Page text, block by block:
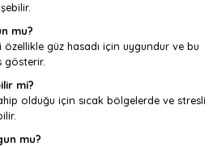
mu?
güz hasadı için uygundur ve bu
gösterir.
mi?
olduğu için sıcak bölgelerde ve stresli
mu?